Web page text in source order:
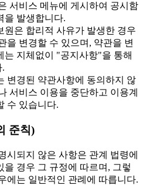
서비스 메뉴에 게시하여 공시함
을 발생합니다.
은 합리적 사유가 발생한 경우
을 변경할 수 있으며, 약관을 변
는 지체없이 "공지사항"을 통해
.
변경된 약관사항에 동의하지 않
서비스 이용을 중단하고 이용계
수 있습니다.
준칙)
시되지 않은 사항은 관계 법령에
을 경우 그 규정에 따르며, 그렇
에는 일반적인 관례에 따릅니다.